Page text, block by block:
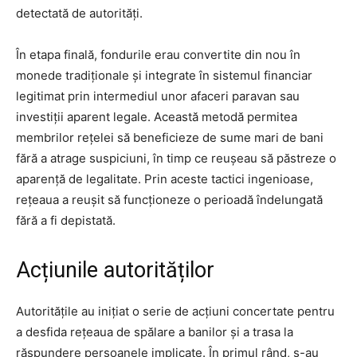
detectată de autorități.
În etapa finală, fondurile erau convertite din nou în
monede tradiționale și integrate în sistemul financiar
legitimat prin intermediul unor afaceri paravan sau
investiții aparent legale. Această metodă permitea
membrilor rețelei să beneficieze de sume mari de bani
fără a atrage suspiciuni, în timp ce reușeau să păstreze o
aparență de legalitate. Prin aceste tactici ingenioase,
rețeaua a reușit să funcționeze o perioadă îndelungată
fără a fi depistată.
Acțiunile autorităților
Autoritățile au inițiat o serie de acțiuni concertate pentru
a desfida rețeaua de spălare a banilor și a trasa la
răspundere persoanele implicate. În primul rând, s-au